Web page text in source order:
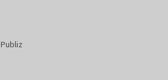
Publiz